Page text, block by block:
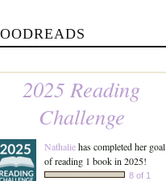
2025 Reading
Challenge
Nathaliehas completed her goal
of reading 1 book in 2025!
8 of 1